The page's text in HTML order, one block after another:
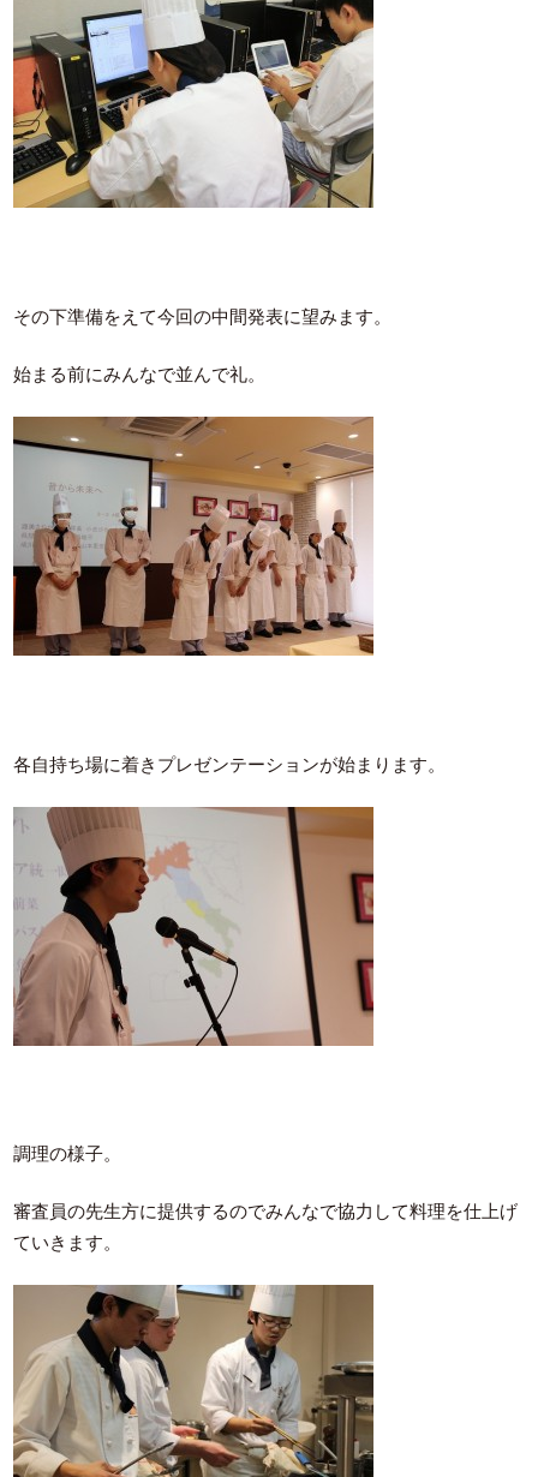
その下準備をえて今回の中間発表に望みます。
始まる前にみんなで並んで礼。
各自持ち場に着きプレゼンテーションが始まります。
調理の様子。
審査員の先生方に提供するのでみんなで協力して料理を仕上げ
ていきます。